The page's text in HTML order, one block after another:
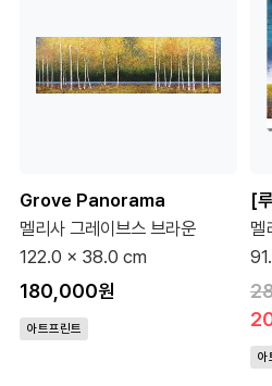
Grove Panorama
멜리사 그레이브스 브라운
122.0 x 38.0 cm
180,000원
아트프린트
멜
아